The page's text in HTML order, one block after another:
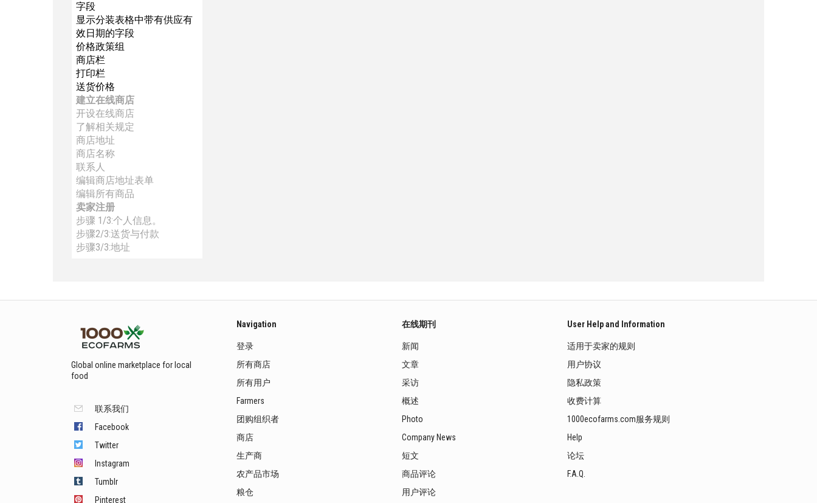
字段
显示分装表格中带有供应有
效日期的字段
价格政策组
商店栏
打印栏
送货价格
建立在线商店
开设在线商店
了解相关规定
商店地址
商店名称
联系人
编辑商店地址表单
编辑所有商品
卖家注册
步骤 1/3:个人信息。
步骤2/3:送货与付款
步骤3/3:地址
Global online marketplace for local
food
联系我们
Facebook
Twitter
Instagram
Tumblr
Pinterest
Navigation
登录
所有商店
所有用户
Farmers
团购组织者
商店
生产商
农产品市场
粮仓
在线期刊
新闻
文章
采访
概述
Photo
Company News
短文
商品评论
用户评论
User Help and Information
适用于卖家的规则
用户协议
隐私政策
收费计算
1000ecofarms.com服务规则
Help
论坛
F.A.Q.